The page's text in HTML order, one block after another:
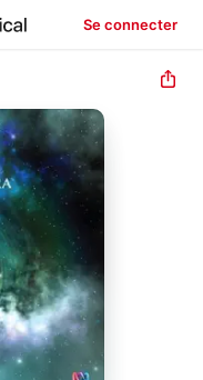
Se connecter